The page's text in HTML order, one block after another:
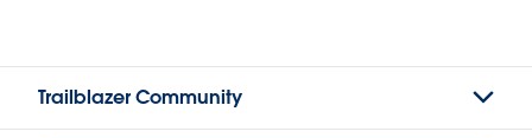
Trailblazer Community